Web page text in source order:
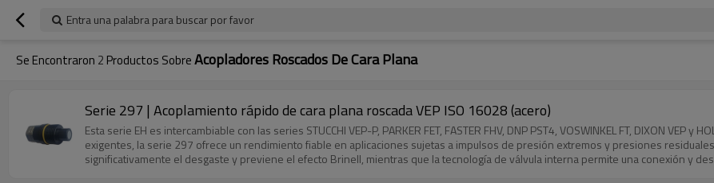
Entra una palabra para buscar por favor
Se Encontraron 2 Productos SobreAcopladores Roscados De Cara Plana
Serie 297 | Acoplamiento rápido de cara plana roscada VEP ISO 16028 (acero)
Esta serie EH es intercambiable con las series STUCCHI VEP-P, PARKER FET, FASTER FHV, DNP PST4, VOSWINKEL FT, DIXON VEP
exigentes, la serie 297 ofrece un rendimiento fiable en aplicaciones sujetas a impulsos de presión extremos y presiones
significativamente el desgaste y previene el efecto Brinell, mientras que la tecnología de válvula interna permite una conexión y